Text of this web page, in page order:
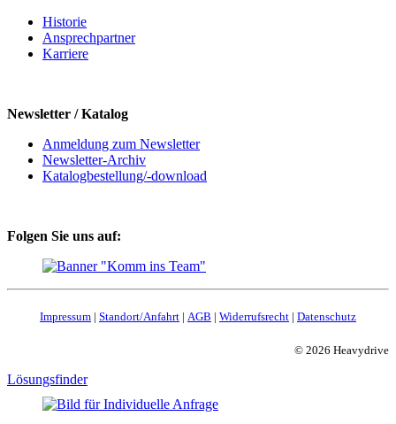
Historie
Ansprechpartner
Karriere
Newsletter / Katalog
Anmeldung zum Newsletter
Newsletter-Archiv
Katalogbestellung/-download
Folgen Sie uns auf:
Impressum | Standort/Anfahrt | AGB | Widerrufsrecht | Datenschutz
© 2026 Heavydrive
Lösungsfinder